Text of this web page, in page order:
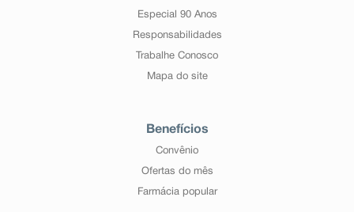
Especial 90 Anos
Responsabilidades
Trabalhe Conosco
Mapa do site
Benefícios
Convênio
Ofertas do mês
Farmácia popular